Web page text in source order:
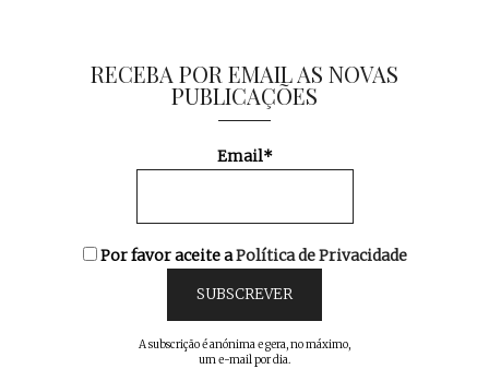
RECEBA POR EMAIL AS NOVAS
PUBLICAÇÕES
Email*
Por favor aceite aPolítica de Privacidade
A subscrição é anónima e gera, no máximo,
um e-mail por dia.